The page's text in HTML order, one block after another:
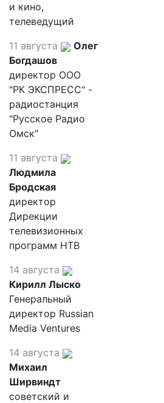
и кино,
телеведущий
11 августа
Олег
Богдашов
директор ООО
"РК ЭКСПРЕСС" -
радиостанция
"Русское Радио
Омск"
11 августа
Людмила
Бродская
директор
Дирекции
телевизионных
программ НТВ
14 августа
Кирилл Лыско
Генеральный
директор Russian
Media Ventures
14 августа
Михаил
Ширвиндт
советский и